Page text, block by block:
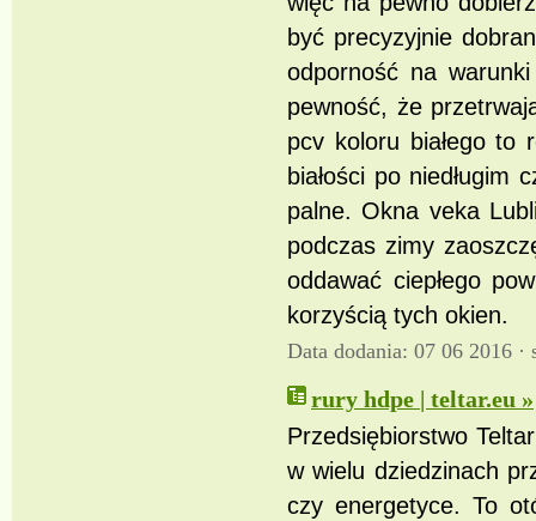
być precyzyjnie
odporność na
pewność, że
pcv koloru białego to
białości po
palne. Okna veka
podczas zimy
oddawać ciepłego
korzyścią tych okien.
Data dodania: 07 06 2016 ·
rury hdpe | teltar.eu »
Przedsiębiorstwo
w wielu dziedzinach
czy energetyce. To